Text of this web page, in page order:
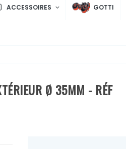
ACCESSOIRES GOTTI
Ø 35MM - RÉF